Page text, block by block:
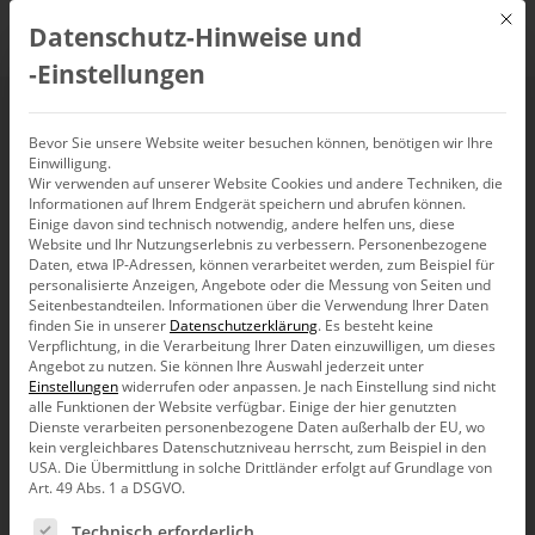
Blickverlaufen?
Legenden meiden
Herrchen macht ein Webinar. Zu seinem Whitepaper.
Er sagt: Wirtschaftsnachrichten sind doof. Für Controller.
Weil Wirtschaftsnachrichten ein schlechtes Vorbild sind für
Diagramme. Mir ist das
nochmalzwischen die Pfoten
gekommen. Beschäftigt mich immer noch. Kuck mal.
Mit
Datenschutz-Hinweise und
‑Einstellungen
Bevor Sie unsere Website weiter besuchen können, benötigen wir Ihre
Einwilligung.
Wir verwenden auf unserer Website Cookies und andere Techniken, die
Informationen auf Ihrem Endgerät speichern und abrufen können.
Einige davon sind technisch notwendig, andere helfen uns, diese
Website und Ihr Nutzungserlebnis zu verbessern. Personenbezogene
Daten, etwa IP-Adressen, können verarbeitet werden, zum Beispiel für
personalisierte Anzeigen, Angebote oder die Messung von Seiten und
Seitenbestandteilen. Informationen über die Verwendung Ihrer Daten
finden Sie in unserer Datenschutzerklärung. Es besteht keine
Verpflichtung, in die Verarbeitung Ihrer Daten einzuwilligen, um dieses
Angebot zu nutzen.Sie können Ihre Auswahl jederzeit unter
Einstellungenwiderrufen oder anpassen. Je nach Einstellung sind nicht
alle Funktionen der Website verfügbar. Einige der hier genutzten
Dienste verarbeiten personenbezogene Daten außerhalb der EU, wo
kein vergleichbares Datenschutzniveau herrscht, zum Beispiel in den
USA. Die Übermittlung in solche Drittländer erfolgt auf Grundlage von
Art. 49 Abs. 1 a DSGVO.
Es folgt eine Liste der Service-Gruppen, für die eine